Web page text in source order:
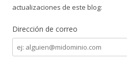
actualizaciones de este blog:
Dirección de correo
Dirección
de
correo